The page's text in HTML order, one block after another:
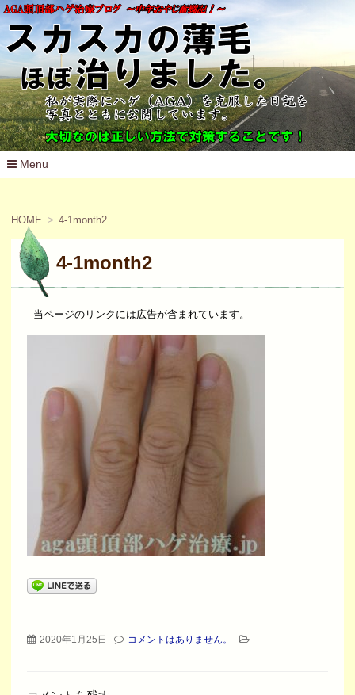
Menu
HOME 4-1month2
4-1month2
当ページのリンクには広告が含まれています。
2020年1月25日 コメントはありません。